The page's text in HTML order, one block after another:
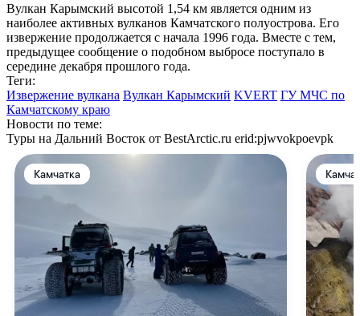
Вулкан Карымский высотой 1,54 км является одним из
наиболее активных вулканов Камчатского полуострова. Его
извержение продолжается с начала 1996 года. Вместе с тем,
предыдущее сообщение о подобном выбросе поступало в
середине декабря прошлого года.
Теги:
Извержение вулкана Вулкан Карымский KVERT ГУ МЧС по
Камчатскому краю
Новости по теме:
Туры на Дальний Восток от BestArctic.ru erid:pjwvokpoevpk